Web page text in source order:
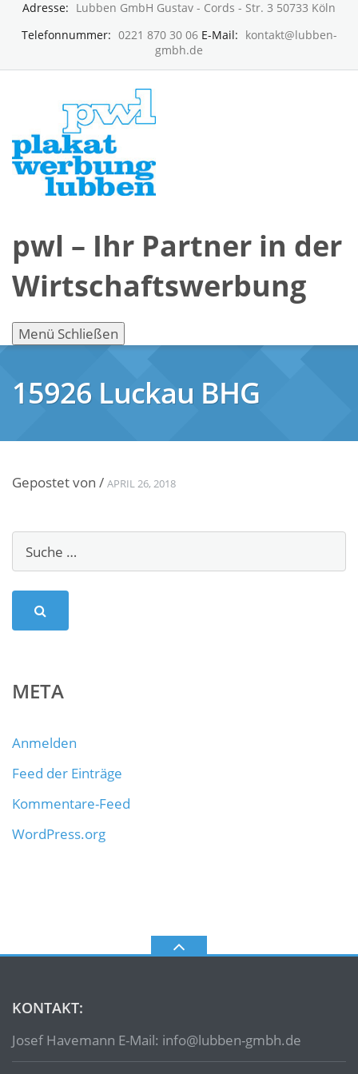
Adresse: Lubben GmbH Gustav - Cords - Str. 3 50733 Köln
Telefonnummer: 0221 870 30 06E-Mail: kontakt@lubben-
gmbh.de
pwl – Ihr Partner in der
Wirtschaftswerbung
Menü Schließen
15926 Luckau BHG
Gepostet von / APRIL 26, 2018
META
Anmelden
Feed der Einträge
Kommentare-Feed
WordPress.org
KONTAKT:
Josef Havemann E-Mail: info@lubben-gmbh.de